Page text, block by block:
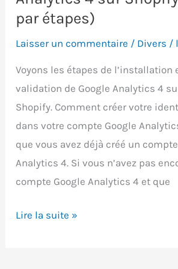
par étapes)
Laisser un commentaire / Divers /
Voyons les étapes de l’installation
validation de Google Analytics 4
Shopify. Comment créer votre
dans votre compte Google
que vous avez déjà créé un
Analytics 4. Si vous n’avez pas
compte Google Analytics 4 et que
Comment
Lire la suite »